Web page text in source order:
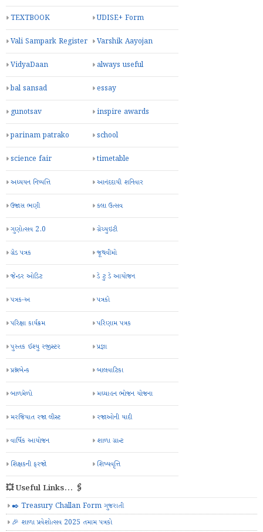
TEXTBOOK UDISE+ Form
Vali Sampark Register Varshik Aayojan
VidyaDaan always useful
bal sansad essay
gunotsav inspire awards
parinam patrako school
science fair timetable
અધ્યયન નિષ્પત્તિ આનંદદાયી શનિવાર
ઉજાસ ભણી કલા ઉત્સવ
ગુણોત્સવ 2.0 ગ્રેચ્યુઇટી
ગ્રેડ પત્રક જૂથવીમો
જેન્ડર ઓડિટ ડે ટુ ડે આયોજન
પત્રક-અ પત્રકો
પરિક્ષા કાર્યક્રમ પરિણામ પત્રક
પુસ્તક ઈશ્યુ રજીસ્ટર પ્રજ્ઞા
પ્રશ્નબેન્ક બાલવાટિકા
બાળમેળો મઘ્યાહન ભોજન યોજના
મરજિયાત રજા લીસ્ટ રજાઓની યાદી
વાર્ષિક આયોજન શાળા ગ્રાન્ટ
શિક્ષકની ફરજો શિષ્યવૃત્તિ
💥 Useful Links... 🖇️
✒️ Treasury Challan Form ગુજરાતી
🎉 શાળા પ્રવેશોત્સવ 2025 તમામ પત્રકો